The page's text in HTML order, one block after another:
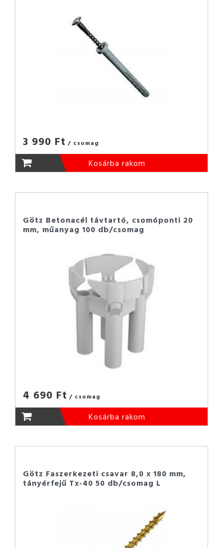
3 990 Ft / csomag
Kosárba rakom
Götz Betonacél távtartó, csomóponti 20
mm, műanyag 100 db/csomag
4 690 Ft / csomag
Kosárba rakom
Götz Faszerkezeti csavar 8,0 x 180 mm,
tányérfejű Tx-40 50 db/csomag L